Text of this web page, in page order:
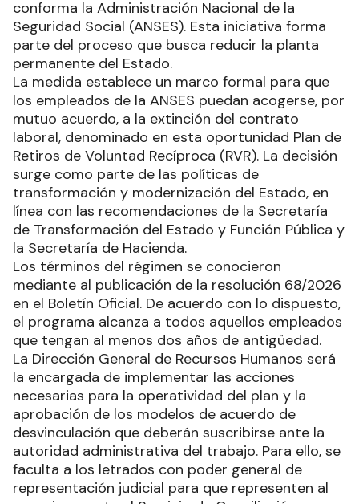
conforma la Administración Nacional de la
Seguridad Social (ANSES). Esta iniciativa forma
parte del proceso que busca reducir la planta
permanente del Estado.
La medida establece un marco formal para que
los empleados de la ANSES puedan acogerse, por
mutuo acuerdo, a la extinción del contrato
laboral, denominado en esta oportunidad Plan de
Retiros de Voluntad Recíproca (RVR). La decisión
surge como parte de las políticas de
transformación y modernización del Estado, en
línea con las recomendaciones de la Secretaría
de Transformación del Estado y Función Pública y
la Secretaría de Hacienda.
Los términos del régimen se conocieron
mediante al publicación de la resolución 68/2026
en el Boletín Oficial. De acuerdo con lo dispuesto,
el programa alcanza a todos aquellos empleados
que tengan al menos dos años de antigüedad.
La Dirección General de Recursos Humanos será
la encargada de implementar las acciones
necesarias para la operatividad del plan y la
aprobación de los modelos de acuerdo de
desvinculación que deberán suscribirse ante la
autoridad administrativa del trabajo. Para ello, se
faculta a los letrados con poder general de
representación judicial para que representen al